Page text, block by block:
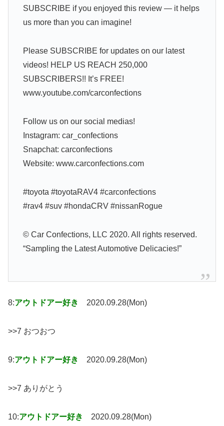
SUBSCRIBE if you enjoyed this review — it helps
us more than you can imagine!
Please SUBSCRIBE for updates on our latest
videos! HELP US REACH 250,000
SUBSCRIBERS!! It’s FREE!
www.youtube.com/carconfections
Follow us on our social medias!
Instagram: car_confections
Snapchat: carconfections
Website: www.carconfections.com
#toyota #toyotaRAV4 #carconfections
#rav4 #suv #hondaCRV #nissanRogue
© Car Confections, LLC 2020. All rights reserved.
“Sampling the Latest Automotive Delicacies!”
8:アウトドアー好き 2020.09.28(Mon)
>>7 おつおつ
9:アウトドアー好き 2020.09.28(Mon)
>>7 ありがとう
10:アウトドアー好き 2020.09.28(Mon)